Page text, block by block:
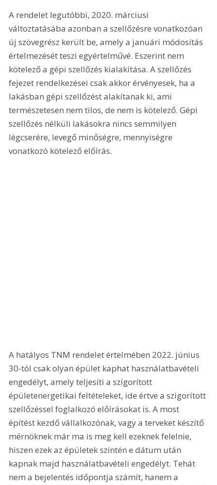
A rendelet legutóbbi, 2020. márciusi
változtatásába azonban a szellőzésre vonatkozóan
új szövegrész került be, amely a januári módosítás
értelmezését teszi egyértelművé. Eszerint nem
kötelező a gépi szellőzés kialakítása. A szellőzés
fejezet rendelkezései csak akkor érvényesek, ha a
lakásban gépi szellőzést alakítanak ki, ami
természetesen nem tilos, de nem is kötelező. Gépi
szellőzés nélküli lakásokra nincs semmilyen
légcserére, levegő minőségre, mennyiségre
vonatkozó kötelező előírás.
A hatályos TNM rendelet értelmében 2022. június
30-tól csak olyan épület kaphat használatbavételi
engedélyt, amely teljesíti a szigorított
épületenergetikai feltételeket, ide értve a szigorított
szellőzéssel foglalkozó előírásokat is. A most
építést kezdő vállalkozónak, vagy a terveket készítő
mérnöknek már ma is meg kell ezeknek felelnie,
hiszen ezek az épületek szintén e dátum után
kapnak majd használatbavételi engedélyt. Tehát
nem a bejelentés időpontja számít, hanem a